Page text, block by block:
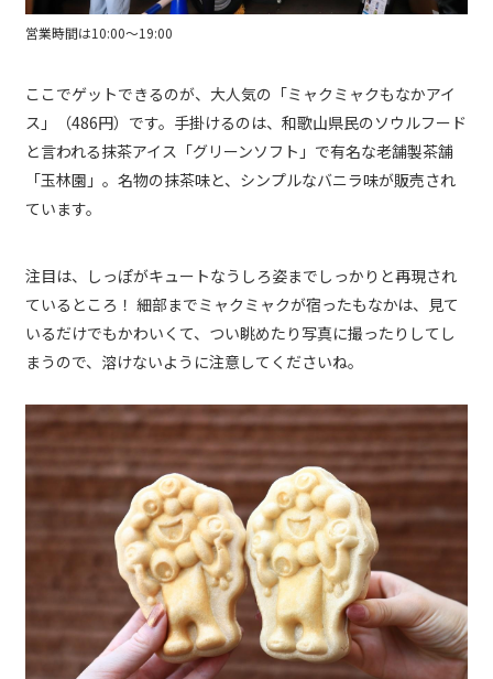
営業時間は10:00～19:00
ここでゲットできるのが、大人気の「ミャクミャクもなかアイ
ス」（486円）です。手掛けるのは、和歌山県民のソウルフード
と言われる抹茶アイス「グリーンソフト」で有名な老舗製茶舗
「玉林園」。名物の抹茶味と、シンプルなバニラ味が販売され
ています。
注目は、しっぽがキュートなうしろ姿までしっかりと再現され
ているところ！ 細部までミャクミャクが宿ったもなかは、見て
いるだけでもかわいくて、つい眺めたり写真に撮ったりしてし
まうので、溶けないように注意してくださいね。